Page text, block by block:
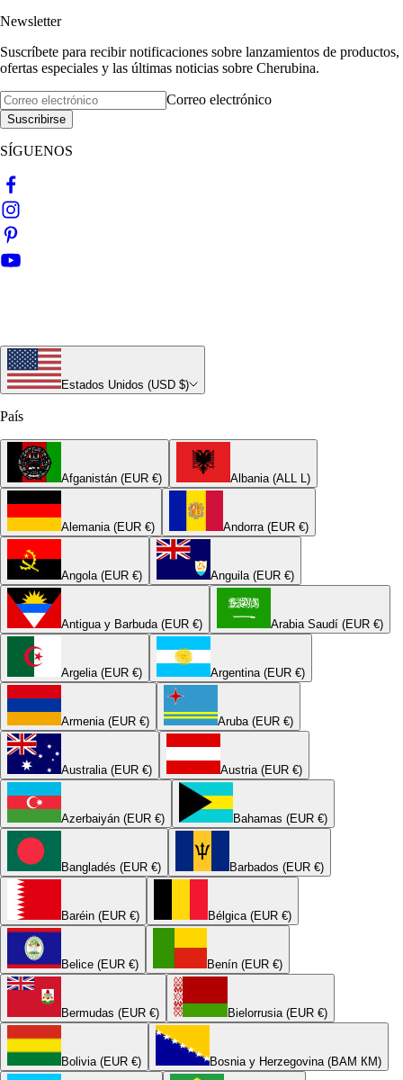
Newsletter
Suscríbete para recibir notificaciones sobre lanzamientos de productos,
ofertas especiales y las últimas noticias sobre Cherubina.
Correo electrónico
Suscribirse
SÍGUENOS
Estados Unidos (USD $)
País
Afganistán (EUR €) Albania (ALL L)
Alemania (EUR €) Andorra (EUR €)
Angola (EUR €) Anguila (EUR €)
Antigua y Barbuda (EUR €) Arabia Saudí (EUR €)
Argelia (EUR €) Argentina (EUR €)
Armenia (EUR €) Aruba (EUR €)
Australia (EUR €) Austria (EUR €)
Azerbaiyán (EUR €) Bahamas (EUR €)
Bangladés (EUR €) Barbados (EUR €)
Baréin (EUR €) Bélgica (EUR €)
Belice (EUR €) Benín (EUR €)
Bermudas (EUR €) Bielorrusia (EUR €)
Bolivia (EUR €) Bosnia y Herzegovina (BAM КМ)